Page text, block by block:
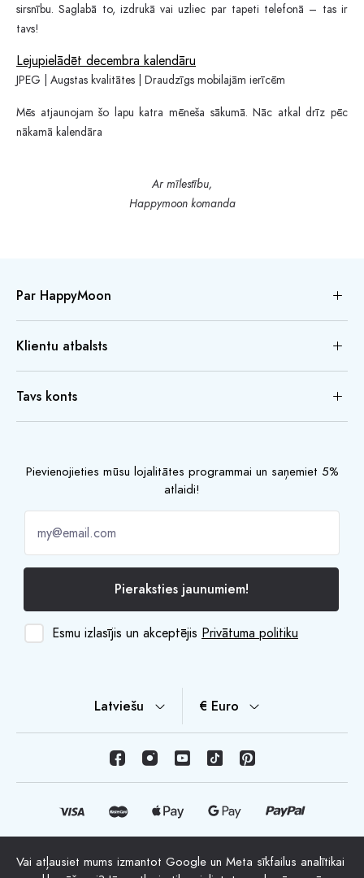
sirsnību. Saglabā to, izdrukā vai uzliec par tapeti telefonā – tas ir
tavs!
Lejupielādēt decembra kalendāru
JPEG | Augstas kvalitātes | Draudzīgs mobilajām ierīcēm
Mēs atjaunojam šo lapu katra mēneša sākumā. Nāc atkal drīz pēc
nākamā kalendāra
Ar mīlestību,
Happymoon komanda
Par HappyMoon
Klientu atbalsts
Tavs konts
Pievienojieties mūsu lojalitātes programmai un saņemiet 5%
atlaidi!
Pieraksties jaunumiem!
Esmu izlasījis un akceptējis Privātuma politiku
Latviešu € Euro
© Autortiesības 2026 HappyMoon, S.L.U. - happymoon.com
Vai atļausiet mums izmantot Google un Meta sīkfailus analītikai